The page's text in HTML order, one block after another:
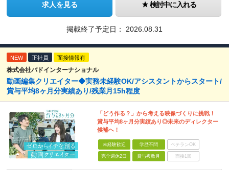
求人を見る 検討中に入れる
掲載終了予定日： 2026.08.31
NEW 正社員 面接情報有
株式会社バドインターナショナル
動画編集クリエイター◆実務未経験OK/アシスタントからスタート/
賞与平均8ヶ月分実績あり/残業月15h程度
「どう作る？」から考える映像づくりに挑戦！
賞与平均8ヶ月分実績あり◎未来のディレクター
候補へ！
未経験歓迎 学歴不問 ベテランOK
完全週休2日 賞与複数月 面接1回